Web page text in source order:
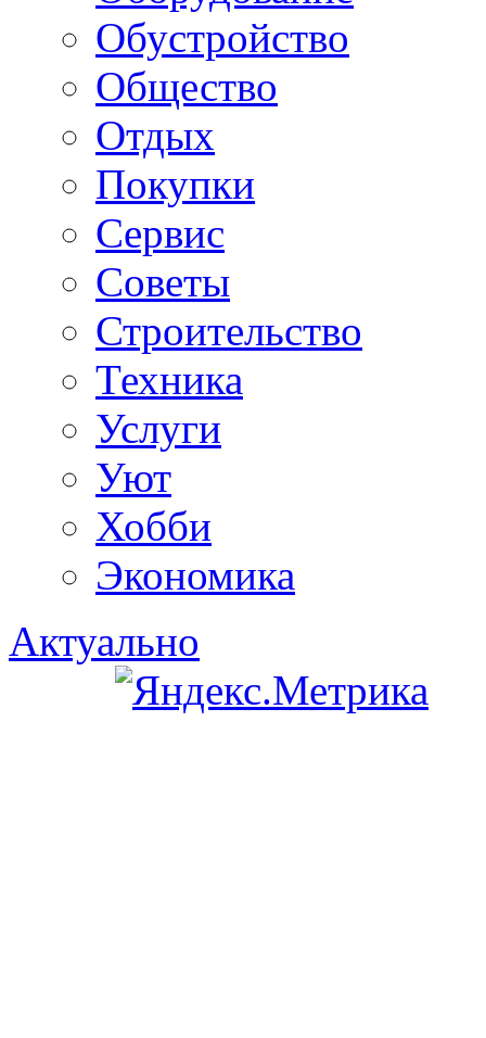
Обустройство
Общество
Отдых
Покупки
Сервис
Советы
Строительство
Техника
Услуги
Уют
Хобби
Экономика
Актуально